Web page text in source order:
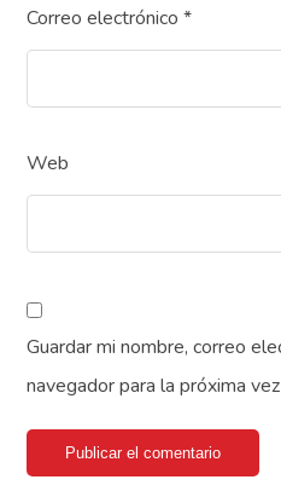
Correo electrónico*
Web
Guardar mi nombre, correo
navegador para la próxima
Publicar el comentario